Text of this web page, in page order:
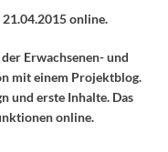
online.
Erwachsenen- und
mit einem Projektblog.
und erste Inhalte. Das
online.